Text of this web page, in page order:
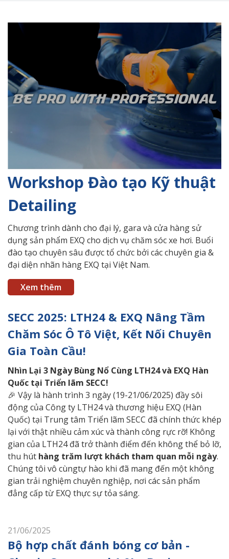
Workshop Đào tạo Kỹ thuật
Detailing
Chương trình dành cho đại lý, gara và cửa hàng sử
dụng sản phẩm EXQ cho dịch vụ chăm sóc xe hơi. Buổi
đào tạo chuyên sâu được tổ chức bởi các chuyên gia &
đại diện nhãn hàng EXQ tại Việt Nam.
Xem thêm
SECC 2025: LTH24 & EXQ Nâng Tầm
Chăm Sóc Ô Tô Việt, Kết Nối Chuyên
Gia Toàn Cầu!
Nhìn Lại 3 Ngày Bùng Nổ Cùng LTH24 và EXQ Hàn
Quốc tại Triển lãm SECC!
🎉 Vậy là hành trình 3 ngày (19-21/06/2025) đầy sôi
động của Công ty LTH24 và thương hiệu EXQ (Hàn
Quốc) tại Trung tâm Triển lãm SECC đã chính thức khép
lại với thật nhiều cảm xúc và thành công rực rỡ! Không
gian của LTH24 đã trở thành điểm đến không thể bỏ lỡ,
thu hút hàng trăm lượt khách tham quan mỗi ngày.
Chúng tôi vô cùngtự hào khi đã mang đến một không
gian trải nghiệm chuyên nghiệp, nơi các sản phẩm
đẳng cấp từ EXQ thực sự tỏa sáng.
21/06/2025
Bộ hợp chất đánh bóng cơ bản -